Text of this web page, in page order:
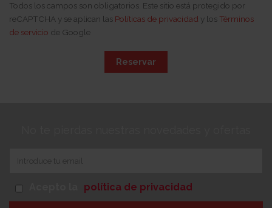
Todos los campos son obligatorios. Este sitio está protegido por
reCAPTCHA y se aplican las Políticas de privacidad y los Términos
de servicio de Google
Reservar
política de privacidad